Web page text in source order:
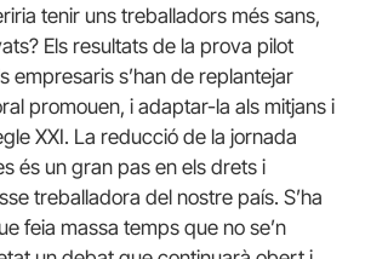
tenir uns treballadors més sans,
Els resultats de la prova pilot
empresaris s’han de replantejar
promouen, i adaptar-la als mitjans i
XXI. La reducció de la jornada
és un gran pas en els drets i
treballadora del nostre país. S’ha
feia massa temps que no se’n